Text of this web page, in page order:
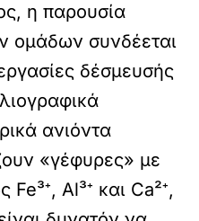
η παρουσία
ομάδων συνδέεται
δέσμευσής
ανιόντα
«γέφυρες» με
Al³⁺ και Ca²⁺,